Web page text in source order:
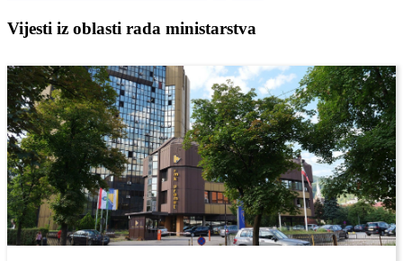
Vijesti iz oblasti rada ministarstva